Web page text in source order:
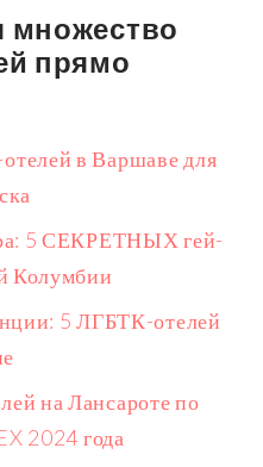
множество
прямо
в Варшаве для
5 СЕКРЕТНЫХ гей-
Колумбии
5 ЛГБТК-отелей
на Лансароте по
2024 года